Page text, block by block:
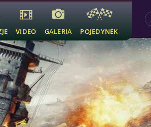
VIDEO GALERIA POJEDYNEK